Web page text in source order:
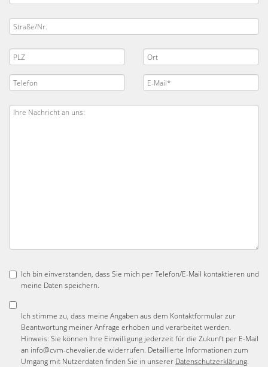
Ich bin einverstanden, dass Sie mich per Telefon/E-Mail kontaktieren und
meine Daten speichern.
Ich stimme zu, dass meine Angaben aus dem Kontaktformular zur
Beantwortung meiner Anfrage erhoben und verarbeitet werden.
Hinweis: Sie können Ihre Einwilligung jederzeit für die Zukunft per E-Mail
an info@cvm-chevalier.de widerrufen. Detaillierte Informationen zum
Umgang mit Nutzerdaten finden Sie in unserer Datenschutzerklärung.